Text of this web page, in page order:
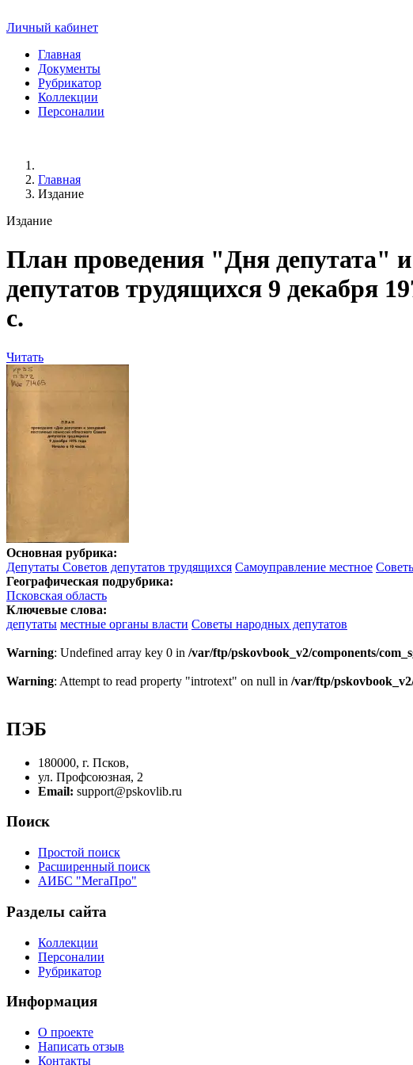
Личный кабинет
Главная
Документы
Рубрикатор
Коллекции
Персоналии
Главная
Издание
Издание
План проведения "Дня депутата" и
депутатов трудящихся 9 декабря
с.
Читать
Основная рубрика:
Депутаты Советов депутатов трудящихся Самоуправление местное
Географическая подрубрика:
Псковская область
Ключевые слова:
депутаты местные органы власти Советы народных депутатов
Warning: Undefined array key 0 in /var/ftp/pskovbook_v2/components/
Warning: Attempt to read property "introtext" on null in /var/ftp/
ПЭБ
180000, г. Псков,
ул. Профсоюзная, 2
Email: support@pskovlib.ru
Поиск
Простой поиск
Расширенный поиск
АИБС "МегаПро"
Разделы сайта
Коллекции
Персоналии
Рубрикатор
Информация
О проекте
Написать отзыв
Контакты